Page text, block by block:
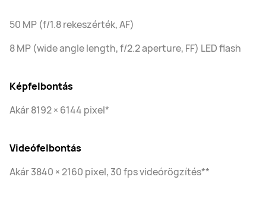
50 MP (f/1.8 rekeszérték, AF)
8 MP (wide angle length, f/2.2 aperture, FF) LED flash
Képfelbontás
Akár 8192 × 6144 pixel*
Videófelbontás
Akár 3840 × 2160 pixel, 30 fps videórögzítés**